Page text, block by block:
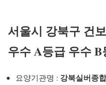
서울시 강북구 건
우수 A등급 우수
요양기관명 : 강북실버종